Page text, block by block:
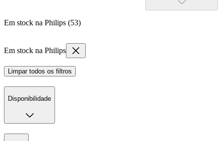
Em stock na Philips (53)
Em stock na Philips
Limpar todos os filtros
Disponibilidade